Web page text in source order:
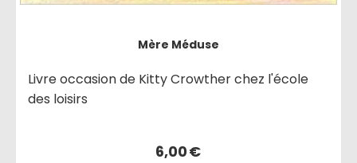
Mère Méduse
Livre occasion de Kitty Crowther chez l'école
des loisirs
6,00€